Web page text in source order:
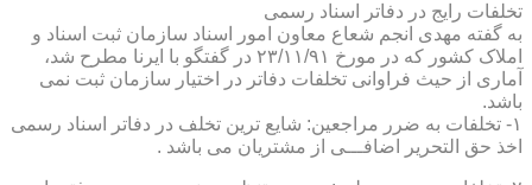
تخلفات رایج در دفاتر اسناد رسمی
به گفته مهدی انجم شعاع معاون امور اسناد سازمان ثبت اسناد و
املاک کشور که در مورخ ۲۳/۱۱/۹۱ در گفتگو با ایرنا مطرح شد،
آماری از حیث فراوانی تخلفات دفاتر در اختیار سازمان ثبت نمی
باشد.
۱- تخلفات به ضرر مراجعین: شایع ترین تخلف در دفاتر اسناد رسمی
اخذ حق التحریر اضافـــی از مشتریان می باشد .